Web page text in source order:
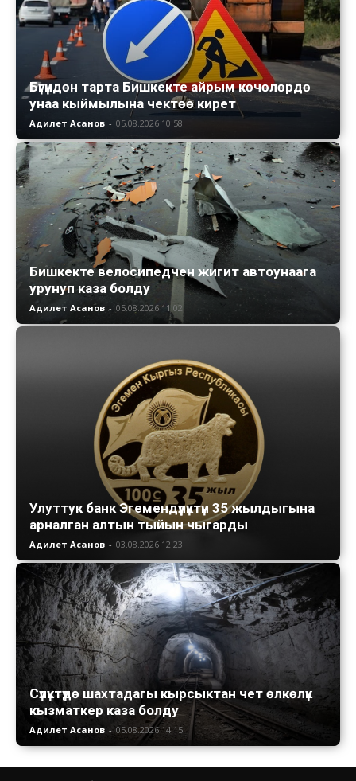
Бүгүндөн тарта Бишкекте айрым көчөлөрдө
унаа кыймылына чектөө кирет
Адилет Асанов - 05.08.2026 10:58
Бишкекте велосипедчен жигит автоунаага
урунуп каза болду
Адилет Асанов - 05.08.2026 11:02
Улуттук банк Эгемендүүлүктүн 35 жылдыгына
арналган алтын тыйын чыгарды
Адилет Асанов - 03.08.2026 12:23
Сүлүктүдө шахтадагы кырсыктан чет өлкөлүк
кызматкер каза болду
Адилет Асанов - 05.08.2026 14:15